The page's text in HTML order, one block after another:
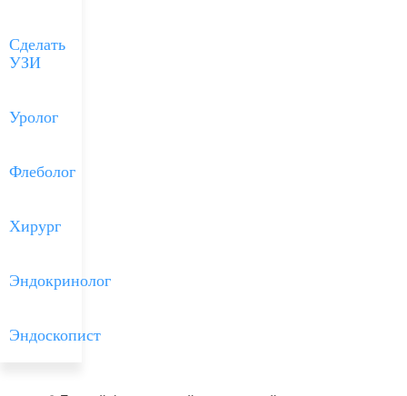
Сделать
УЗИ
Уролог
Флеболог
Хирург
Эндокринолог
Эндоскопист